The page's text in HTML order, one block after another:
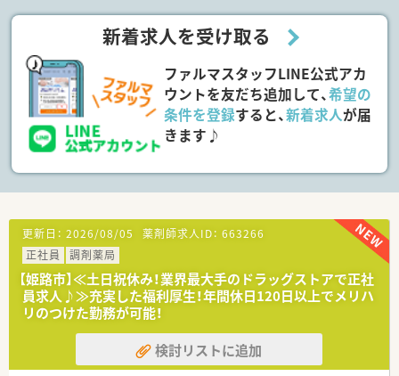
■在宅医療にも積極的取り組んでおり「訪問調剤特化型店舗」を
■「プラチナくるみん認定企業」「健康経営優良法人2023（大規模
法人部門）認定」等を取得し一人ひとりが働きやすい環境が整備
されています
■充実した研修制度、人事制度、評価制度、キャリア支援制度等
があるのも特徴です
新着求人を受け取る
ファルマスタッフLINE公式アカ
ウントを友だち追加して、希望の
条件を登録すると、新着求人が届
きます♪
更新日： 2026/08/05 薬剤師求人ID： 663266
正社員
調剤薬局
【姫路市】≪土日祝休み！業界最大手のドラッグストアで正社
員求人♪≫充実した福利厚生！年間休日120日以上でメリハ
リのつけた勤務が可能！
検討リストに追加